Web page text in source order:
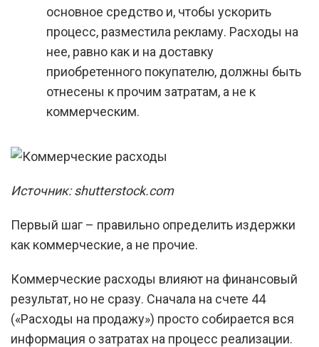
основное средство и, чтобы ускорить
процесс, разместила рекламу. Расходы на
нее, равно как и на доставку
приобретенного покупателю, должны быть
отнесены к прочим затратам, а не к
коммерческим.
Источник: shutterstock.com
Первый шаг – правильно определить издержки
как коммерческие, а не прочие.
Коммерческие расходы влияют на финансовый
результат, но не сразу. Сначала на счете 44
(«Расходы на продажу») просто собирается вся
информация о затратах на процесс реализации.